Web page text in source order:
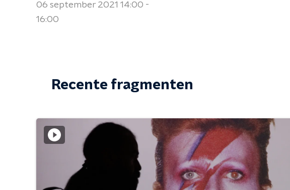
06 september 2021 14:00 -
16:00
Recente fragmenten